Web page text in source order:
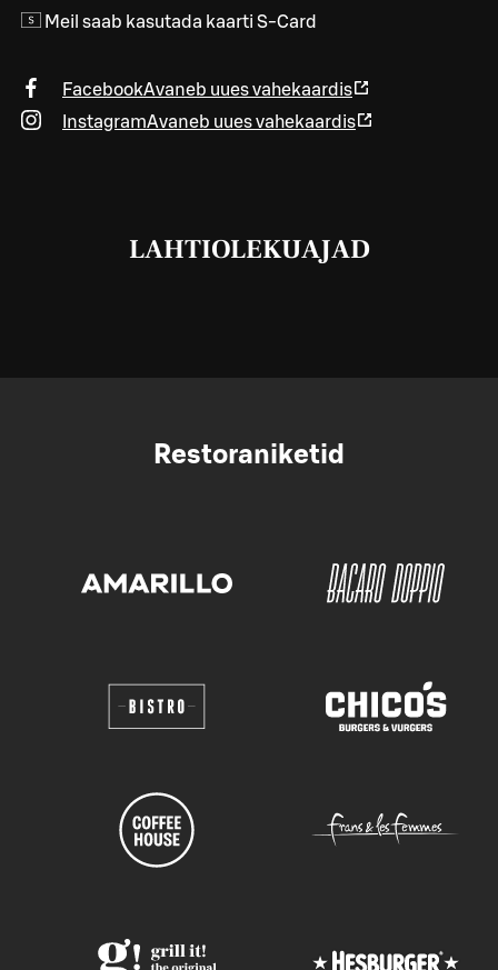
Meil saab kasutada kaarti S-Card
FacebookAvaneb uues vahekaardis
InstagramAvaneb uues vahekaardis
LAHTIOLEKUAJAD
Restoraniketid